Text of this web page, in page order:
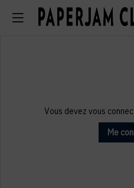
Vous devez vous
Me